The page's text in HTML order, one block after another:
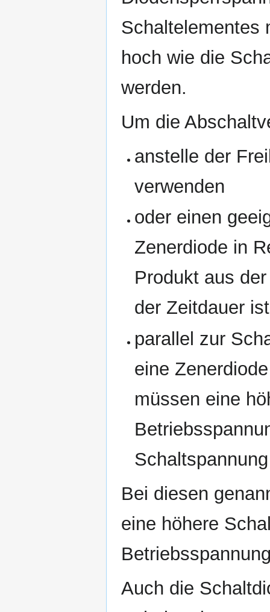
Schaltelementes
hoch wie die
werden.
Um die
anstelle der
verwenden
oder einen
Zenerdiode in
Produkt aus
der Zeitdauer
parallel zur
eine
müssen eine
Bei diesen
eine höhere
Auch die